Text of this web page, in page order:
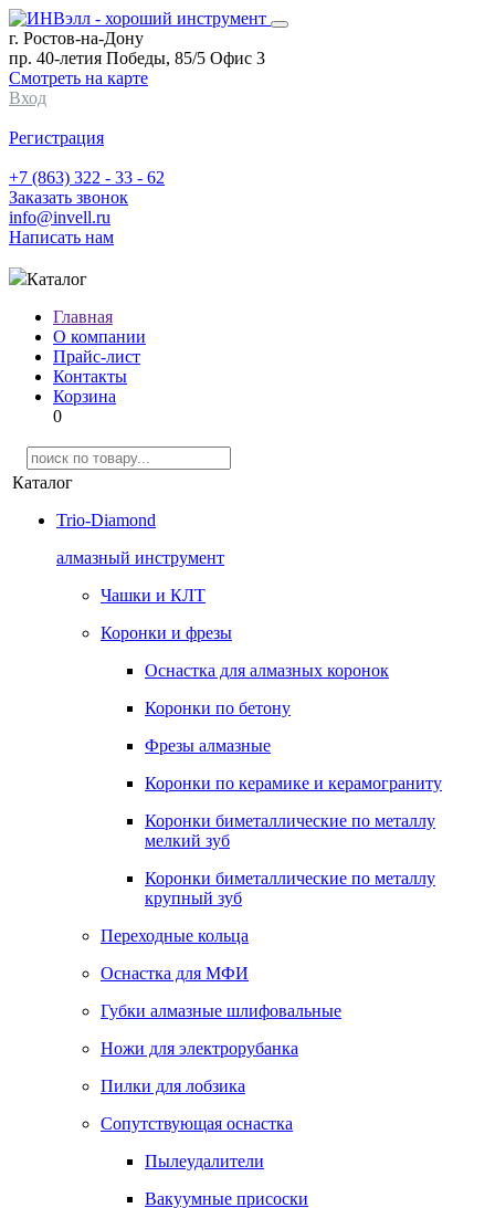
г. Ростов-на-Дону
пр. 40-летия Победы, 85/5 Офис 3
Смотреть на карте
Вход
Регистрация
+7 (863) 322 - 33 - 62
Заказать звонок
info@invell.ru
Написать нам
Каталог
Главная
О компании
Прайс-лист
Контакты
Корзина
0
Каталог
Trio-Diamond
алмазный инструмент
Чашки и КЛТ
Коронки и фрезы
Оснастка для алмазных коронок
Коронки по бетону
Фрезы алмазные
Коронки по керамике и керамограниту
Коронки биметаллические по металлу
мелкий зуб
Коронки биметаллические по металлу
крупный зуб
Переходные кольца
Оснастка для МФИ
Губки алмазные шлифовальные
Ножи для электрорубанка
Пилки для лобзика
Сопутствующая оснастка
Пылеудалители
Вакуумные присоски